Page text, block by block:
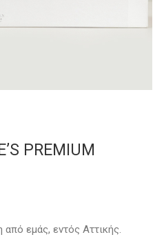
PREMIUM
εμάς, εντός Αττικής.